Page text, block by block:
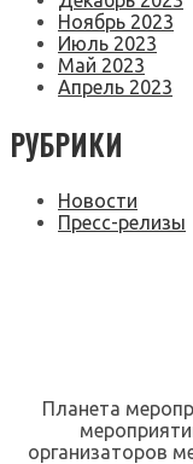
Ноябрь 2023
Июль 2023
Май 2023
Апрель 2023
РУБРИКИ
Новости
Пресс-релизы
Планета
организаторов